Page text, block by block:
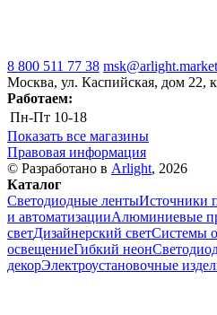
8 800 511 77 38 msk@arlight.market
Москва, ул. Каспийская, дом 22,
Работаем:
Пн-Пт 10-18
Показать все магазины
Правовая информация
© Разработано в Arlight, 2026
Каталог
Светодиодные лентыИсточники
и автоматизацииАлюминиевые
светДизайнерский светСистемы
освещениеГибкий неон
декорЭлектроустановочные